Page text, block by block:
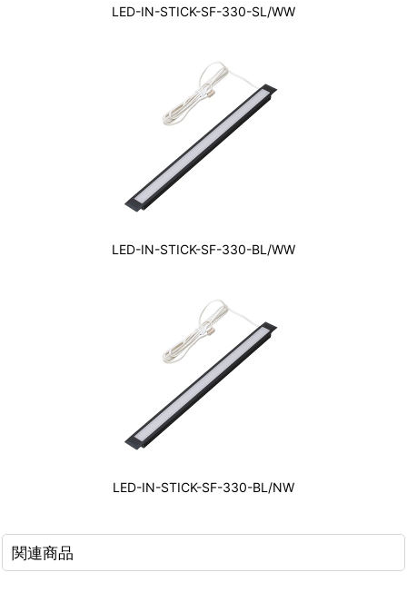
LED-IN-STICK-SF-330-SL/WW
LED-IN-STICK-SF-330-BL/WW
LED-IN-STICK-SF-330-BL/NW
関連商品